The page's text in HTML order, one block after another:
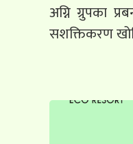
अग्नि ग्रुपका
सशक्तिकरण